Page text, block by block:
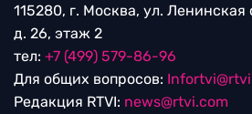
115280, г. Москва, ул. Ленинская
д. 26, этаж 2
тел: +7 (499) 579-86-96
Для общих вопросов:
Редакция RTVI: news@rtvi.com